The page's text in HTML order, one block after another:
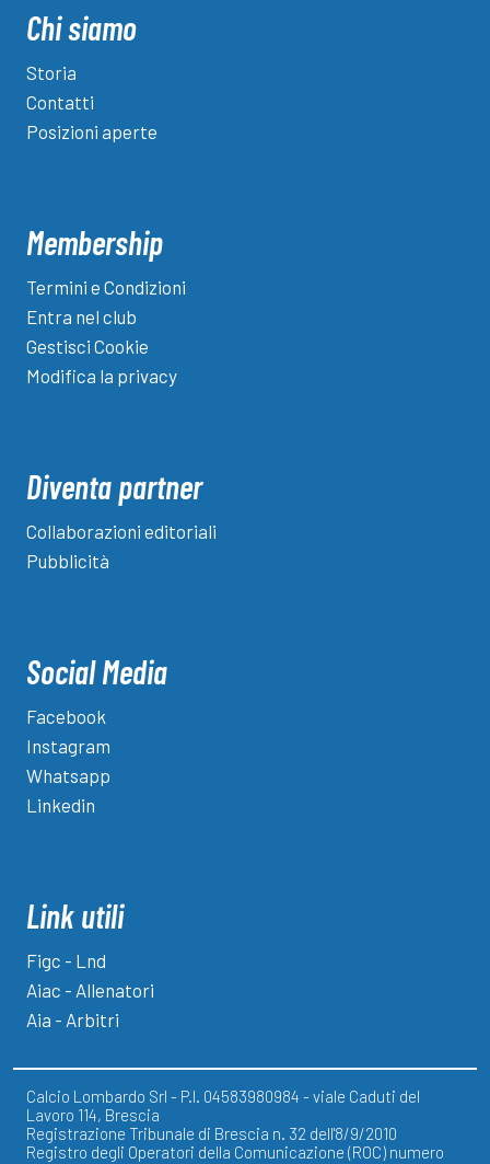
Chi siamo
Storia
Contatti
Posizioni aperte
Membership
Termini e Condizioni
Entra nel club
Gestisci Cookie
Modifica la privacy
Diventa partner
Collaborazioni editoriali
Pubblicità
Social Media
Facebook
Instagram
Whatsapp
Linkedin
Link utili
Figc - Lnd
Aiac - Allenatori
Aia - Arbitri
Calcio Lombardo Srl - P.I. 04583980984 - viale Caduti del
Lavoro 114, Brescia
Registrazione Tribunale di Brescia n. 32 dell'8/9/2010
Registro degli Operatori della Comunicazione (ROC) numero